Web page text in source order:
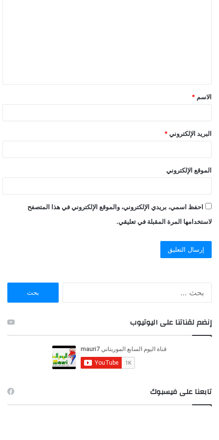
ق
*
الاسم *
البريد الإلكتروني *
الموقع الإلكتروني
احفظ اسمي، بريدي الإلكتروني، والموقع الإلكتروني في هذا المتصفح
لاستخدامها المرة المقبلة في تعليقي.
ن
:
إنضم لقناتنا على اليوتيوب
تابعنا على فيسبوك